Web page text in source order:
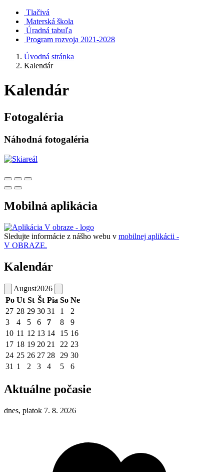
Tlačivá
Materská škola
Úradná tabuľa
Program rozvoja 2021-2028
Úvodná stránka
Kalendár
Kalendár
Fotogaléria
Náhodná fotogaléria
Mobilná aplikácia
Sledujte informácie z nášho webu v mobilnej aplikácii -
V OBRAZE.
Kalendár
August2026
Po Ut St Št Pia So Ne
27 28 29 30 31 1
2
3
4 5 6 7 8
9
10 11 12 13 14 15 16
17 18 19 20 21 22 23
24 25 26 27 28 29 30
31 1 2 3 4 5 6
Aktuálne počasie
dnes, piatok 7. 8. 2026